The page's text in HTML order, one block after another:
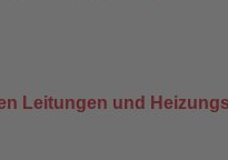
Leitungen und